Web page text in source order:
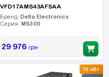
VFD17AMS43AFSAA
Бренд: Delta Electronics
Серия: MS300
29 976грн
15 кВт